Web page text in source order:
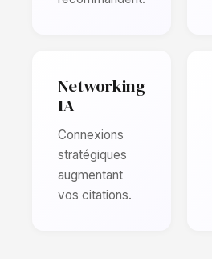
Networking
IA
Connexions
stratégiques
augmentant
vos citations.